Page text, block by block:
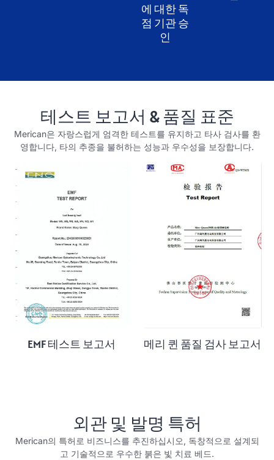
에 대한 독
점 기관 승
인
테스트 보고서 & 품질 표준
Merican은 자랑스럽게 엄격한 테스트를 유지하고 타사 검사를 환
영합니다, 타의 추종을 불허하는 성능과 우수성을 보장합니다.
EMF 테스트 보고서 메리 퀸 품질 검사 보고서
외관 및 발명 특허
Merican의 특허로 비즈니스를 추진하십시오, 독창적으로 설계되
고 기술적으로 우수한 붉은 빛 치료 베드.